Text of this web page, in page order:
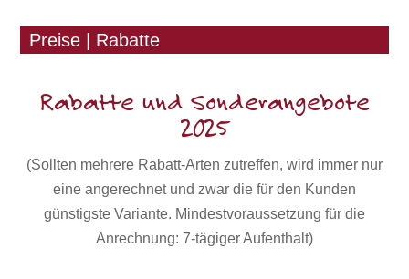
Preise | Rabatte
Rabatte und Sonderangebote
2025
(Sollten mehrere Rabatt-Arten zutreffen, wird immer nur
eine angerechnet und zwar die für den Kunden
günstigste Variante. Mindestvoraussetzung für die
Anrechnung: 7-tägiger Aufenthalt)